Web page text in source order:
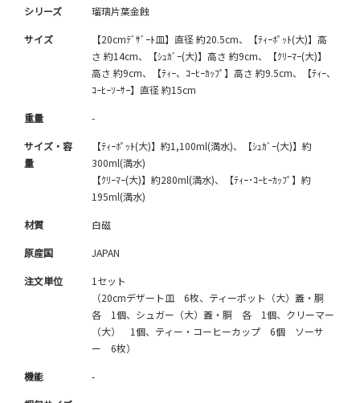
シリーズ 瑠璃片葉金蝕
サイズ
【20cmﾃﾞｻﾞｰﾄ皿】直径 約20.5cm、【ﾃｨｰﾎﾟｯﾄ(大)】高
さ 約14cm、【ｼｭｶﾞｰ(大)】高さ 約9cm、【ｸﾘｰﾏｰ(大)】
高さ 約9cm、【ﾃｨｰ、ｺｰﾋｰｶｯﾌﾟ】高さ 約9.5cm、【ﾃｨｰ、
ｺｰﾋｰｿｰｻｰ】直径 約15cm
重量 -
サイズ・容
量
【ﾃｨｰﾎﾟｯﾄ(大)】約1,100ml(満水)、【ｼｭｶﾞｰ(大)】約
300ml(満水)
【ｸﾘｰﾏｰ(大)】約280ml(満水)、【ﾃｨｰ･ｺｰﾋｰｶｯﾌﾟ】約
195ml(満水)
材質 白磁
原産国 JAPAN
注文単位
1セット
（20cmデザート皿 6枚、ティーポット（大）蓋・胴
各 1個、シュガー（大）蓋・胴 各 1個、クリーマー
（大） 1個、ティー・コーヒーカップ 6個 ソーサ
ー 6枚）
機能 -